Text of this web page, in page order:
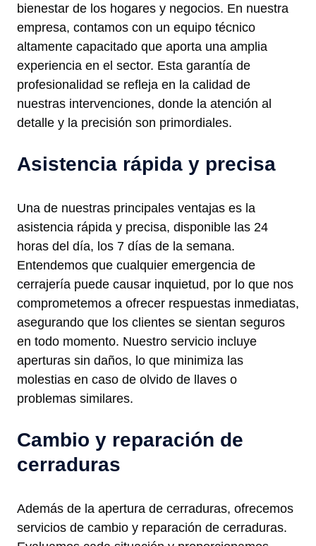
bienestar de los hogares y negocios. En nuestra
empresa, contamos con un equipo técnico
altamente capacitado que aporta una amplia
experiencia en el sector. Esta garantía de
profesionalidad se refleja en la calidad de
nuestras intervenciones, donde la atención al
detalle y la precisión son primordiales.
Asistencia rápida y precisa
Una de nuestras principales ventajas es la
asistencia rápida y precisa, disponible las 24
horas del día, los 7 días de la semana.
Entendemos que cualquier emergencia de
cerrajería puede causar inquietud, por lo que nos
comprometemos a ofrecer respuestas inmediatas,
asegurando que los clientes se sientan seguros
en todo momento. Nuestro servicio incluye
aperturas sin daños, lo que minimiza las
molestias en caso de olvido de llaves o
problemas similares.
Cambio y reparación de
cerraduras
Además de la apertura de cerraduras, ofrecemos
servicios de cambio y reparación de cerraduras.